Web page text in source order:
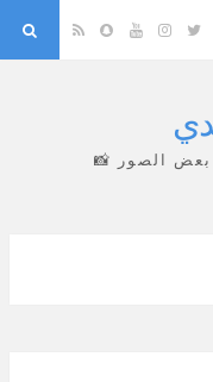
Twitter
Instagram
YouTube
Snapchat
RSS
الصور 📸